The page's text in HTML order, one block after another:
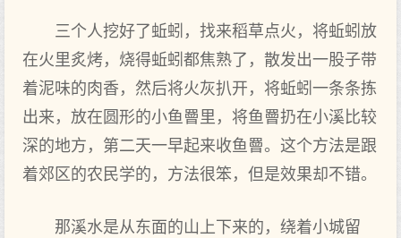
三个人挖好了蚯蚓，找来稻草点火，将蚯蚓放
在火里炙烤，烧得蚯蚓都焦熟了，散发出一股子带
着泥味的肉香，然后将火灰扒开，将蚯蚓一条条拣
出来，放在圆形的小鱼罾里，将鱼罾扔在小溪比较
深的地方，第二天一早起来收鱼罾。这个方法是跟
着郊区的农民学的，方法很笨，但是效果却不错。
那溪水是从东面的山上下来的，绕着小城留